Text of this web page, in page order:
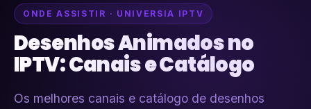
ONDE ASSISTIR · UNIVERSIA IPTV
Desenhos Animados no
IPTV: Canais e Catálogo
Os melhores canais e catálogo de desenhos